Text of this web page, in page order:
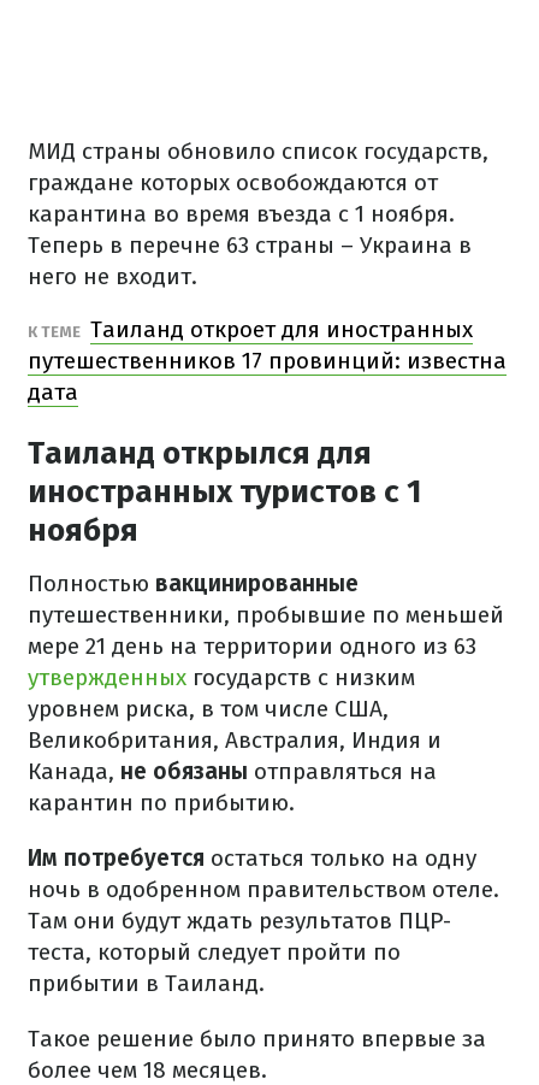
МИД страны обновило список государств,
граждане которых освобождаются от
карантина во время въезда с 1 ноября.
Теперь в перечне 63 страны – Украина в
него не входит.
К ТЕМЕ Таиланд откроет для иностранных
путешественников 17 провинций: известна
дата
Таиланд открылся для
иностранных туристов с 1
ноября
Полностью вакцинированные
путешественники, пробывшие по меньшей
мере 21 день на территории одного из 63
утвержденных государств с низким
уровнем риска, в том числе США,
Великобритания, Австралия, Индия и
Канада, не обязаны отправляться на
карантин по прибытию.
Им потребуется остаться только на одну
ночь в одобренном правительством отеле.
Там они будут ждать результатов ПЦР-
теста, который следует пройти по
прибытии в Таиланд.
Такое решение было принято впервые за
более чем 18 месяцев.